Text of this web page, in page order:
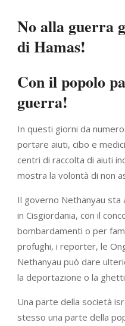
No alla guerra
di Hamas!
Con il popolo
guerra!
In questi giorni da
portare aiuti, cibo e
centri di raccolta di aiuti
mostra la volontà di non
Il governo Nethanyau sta
in Cisgiordania, con il
bombardamenti o per
profughi, i reporter, le
Nethanyau può dare
la deportazione o la
Una parte della società
stesso una parte della